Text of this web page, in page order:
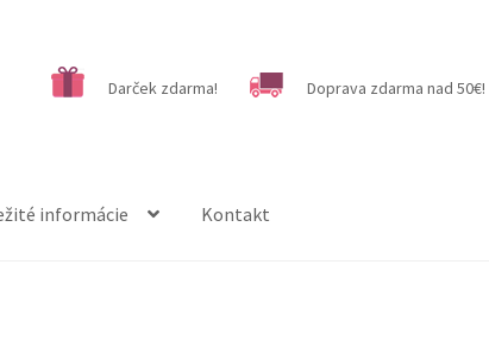
Darček zdarma! Doprava zdarma nad 50€!
informácie Kontakt